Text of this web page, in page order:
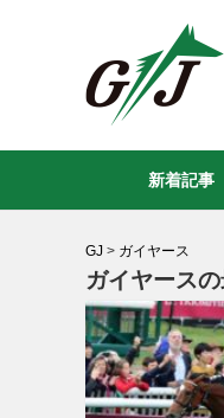
GJ > ガイヤース
ガイヤース
新着記事